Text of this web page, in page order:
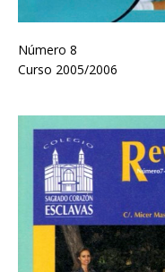
Número 8
Curso 2005/2006